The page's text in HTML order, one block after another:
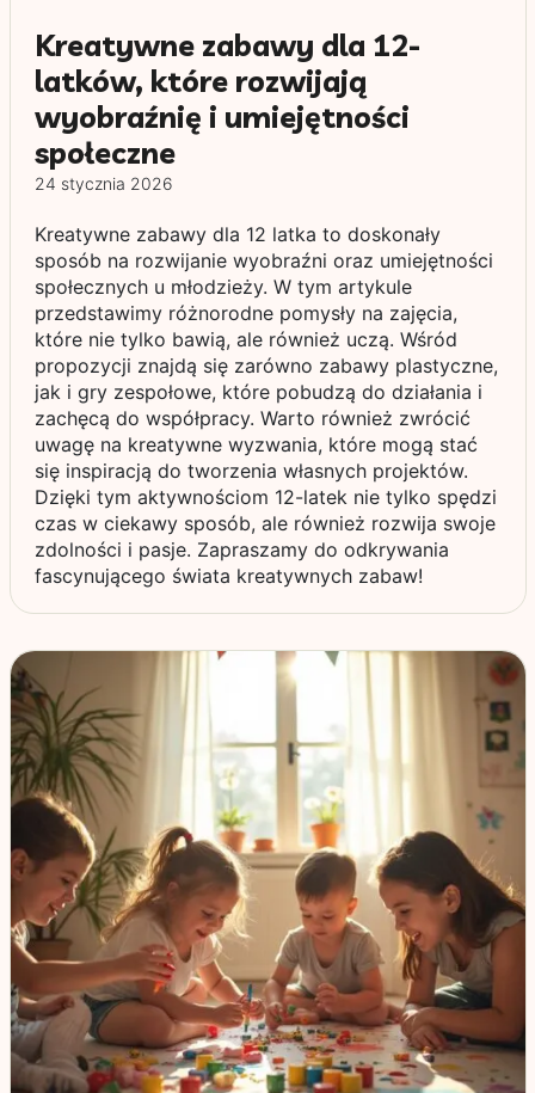
Kreatywne zabawy dla 12-
latków, które rozwijają
wyobraźnię i umiejętności
społeczne
24 stycznia 2026
Kreatywne zabawy dla 12 latka to doskonały
sposób na rozwijanie wyobraźni oraz umiejętności
społecznych u młodzieży. W tym artykule
przedstawimy różnorodne pomysły na zajęcia,
które nie tylko bawią, ale również uczą. Wśród
propozycji znajdą się zarówno zabawy plastyczne,
jak i gry zespołowe, które pobudzą do działania i
zachęcą do współpracy. Warto również zwrócić
uwagę na kreatywne wyzwania, które mogą stać
się inspiracją do tworzenia własnych projektów.
Dzięki tym aktywnościom 12-latek nie tylko spędzi
czas w ciekawy sposób, ale również rozwija swoje
zdolności i pasje. Zapraszamy do odkrywania
fascynującego świata kreatywnych zabaw!